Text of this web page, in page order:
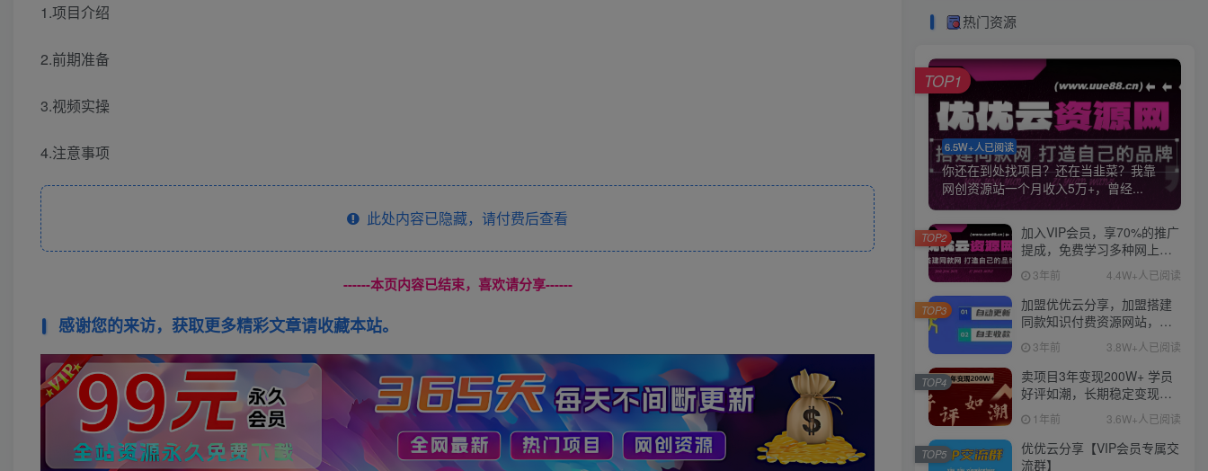
1.项目介绍
2.前期准备
3.视频实操
4.注意事项
此处内容已隐藏，请付费后查看
------本页内容已结束，喜欢请分享------
感谢您的来访，获取更多精彩文章请收藏本站。
热门资源
6.5W+人已阅读
你还在到处找项目？还在当韭菜？我靠
网创资源站一个月收入5万+，曾经...
TOP1
加入VIP会员，享70%的推广
提成，免费学习多种网上创
业课程，菜鸟秒变大神！
3年前 4.4W+人已阅读
TOP2
加盟优优云分享，加盟搭建
同款知识付费资源网站，实
现长期稳定被动收入~
3年前 3.8W+人已阅读
TOP3
卖项目3年变现200W+ 学员
好评如潮，长期稳定变现，
可以一直干到老！
1年前 3.6W+人已阅读
TOP4
优优云分享【VIP会员专属交
流群】
TOP5